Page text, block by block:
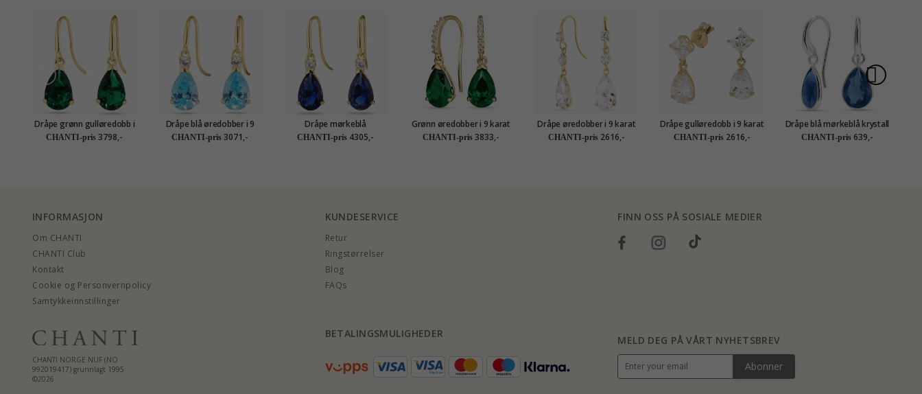
Dråpe grønn gulløredobb i
14 karat gull med syntetisk
smaragd - Gold Collection
CHANTI-pris 3798,-
Dråpe blå øredobber i 9
karat gull med zirkon og
syntetisk topas - Gold
CHANTI-pris 3071,-
Dråpe mørkeblå
gulløredobb i 14 karat gull
med syntetisk safir og
CHANTI-pris 4305,-
Grønn øredobber i 9 karat
gull med syntetisk smaragd
og zirkon - Gold Collection
CHANTI-pris 3833,-
Dråpe øredobber i 9 karat
gull med zirkon - Gold
Collection
CHANTI-pris 2616,-
Dråpe gulløredobb i 9 karat
gull med zirkon - Gold
Collection
CHANTI-pris 2616,-
Dråpe blå mørkeblå krystall
øredobber i sølv - Loom
Stones
CHANTI-pris 639,-
INFORMASJON
Om CHANTI
CHANTI Club
Kontakt
Cookie og Personvernpolicy
Samtykkeinnstillinger
KUNDESERVICE
Retur
Ringstørrelser
Blog
FAQs
FINN OSS PÅ SOSIALE MEDIER
CHANTI NORGE NUF (NO
992019417) grunnlagt 1995
©2026
BETALINGSMULIGHEDER
MELD DEG PÅ VÅRT NYHETSBREV
Abonner